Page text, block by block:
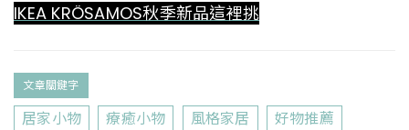
IKEA KRÖSAMOS秋季新品這裡挑
文章關鍵字
居家小物 療癒小物 風格家居
好物推薦